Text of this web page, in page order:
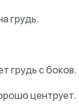
грудь.
грудь с боков.
центрует.